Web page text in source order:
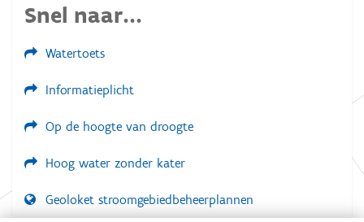
Snel naar...
Watertoets
Informatieplicht
Op de hoogte van droogte
Hoog water zonder kater
Geoloket stroomgebiedbeheerplannen